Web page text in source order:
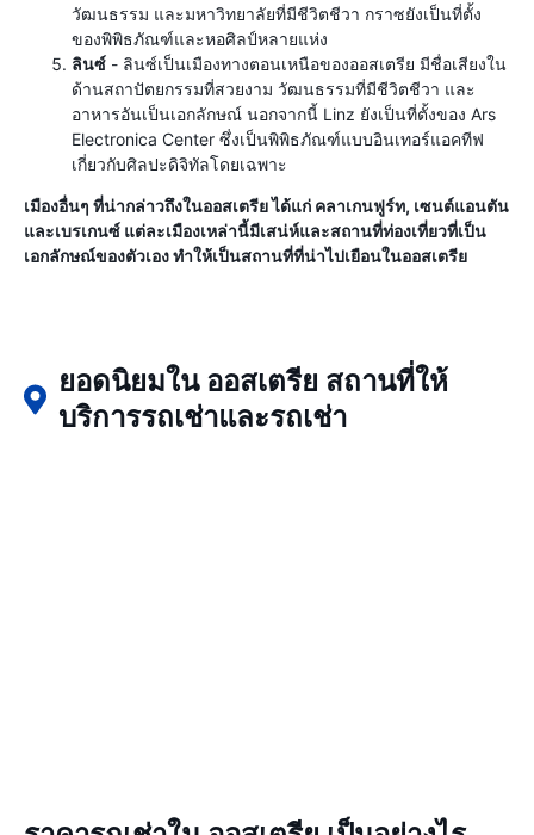
วัฒนธรรม และมหาวิทยาลัยที่มีชีวิตชีวา กราซยังเป็นที่ตั้ง
ของพิพิธภัณฑ์และหอศิลป์หลายแห่ง
ลินซ์ - ลินซ์เป็นเมืองทางตอนเหนือของออสเตรีย มีชื่อเสียงใน
ด้านสถาปัตยกรรมที่สวยงาม วัฒนธรรมที่มีชีวิตชีวา และ
อาหารอันเป็นเอกลักษณ์ นอกจากนี้ Linz ยังเป็นที่ตั้งของ Ars
Electronica Center ซึ่งเป็นพิพิธภัณฑ์แบบอินเทอร์แอคทีฟ
เกี่ยวกับศิลปะดิจิทัลโดยเฉพาะ
เมืองอื่นๆ ที่น่ากล่าวถึงในออสเตรีย ได้แก่ คลาเกนฟูร์ท, เซนต์แอนตัน
และเบรเกนซ์ แต่ละเมืองเหล่านี้มีเสน่ห์และสถานที่ท่องเที่ยวที่เป็น
เอกลักษณ์ของตัวเอง ทำให้เป็นสถานที่ที่น่าไปเยือนในออสเตรีย
ยอดนิยมใน ออสเตรีย สถานที่ให้
บริการรถเช่าและรถเช่า